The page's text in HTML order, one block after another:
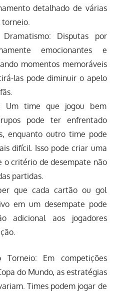
detalhado de várias
torneio.
Disputas por
emocionantes e
momentos memoráveis
las pode diminuir o apelo
Um time que jogou bem
pode ter enfrentado
enquanto outro time pode
difícil. Isso pode criar uma
o critério de desempate não
partidas.
que cada cartão ou gol
em um desempate pode
adicional aos jogadores
Torneio: Em competições
do Mundo, as estratégias
Times podem jogar de